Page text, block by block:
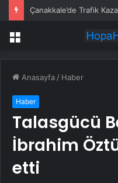
Çanakkale’de Trafik
Menü
Anasayfa / Haber
Haber
Talasgücü
İbrahim
etti